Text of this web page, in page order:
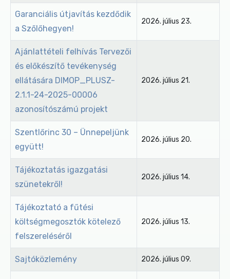
Garanciális útjavítás kezdődik
a Szőlőhegyen!
2026. július 23.
Ajánlattételi felhívás Tervezői
és előkészítő tevékenység
ellátására DIMOP_PLUSZ-
2.1.1-24-2025-00006
azonosítószámú projekt
2026. július 21.
Szentlőrinc 30 – Ünnepeljünk
együtt!
2026. július 20.
Tájékoztatás igazgatási
szünetekről!
2026. július 14.
Tájékoztató a fűtési
költségmegosztók kötelező
felszereléséről
2026. július 13.
Sajtóközlemény 2026. július 09.